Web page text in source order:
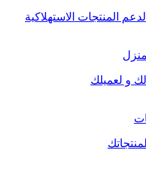
المنتجات الاستهلاكية
و لعميلك